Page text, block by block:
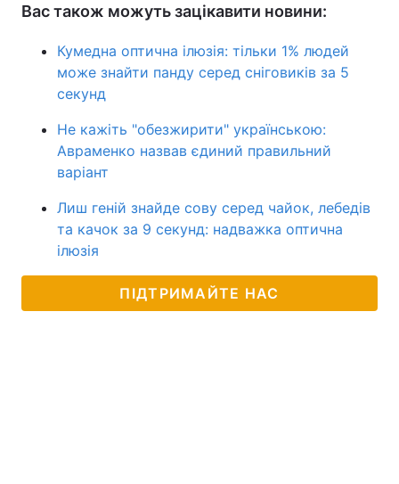
Вас також можуть зацікавити новини:
Кумедна оптична ілюзія: тільки 1% людей
може знайти панду серед сніговиків за 5
секунд
Не кажіть "обезжирити" українською:
Авраменко назвав єдиний правильний
варіант
Лиш геній знайде сову серед чайок, лебедів
та качок за 9 секунд: надважка оптична
ілюзія
ПІДТРИМАЙТЕ НАС